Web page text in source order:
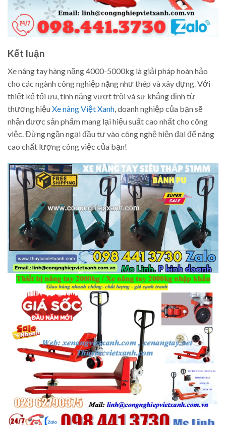
Kết luận
Xe nâng tay hàng nặng 4000-5000kg là giải pháp hoàn hảo
cho các ngành công nghiệp nặng như thép và xây dựng. Với
thiết kế tối ưu, tính năng vượt trội và sự khẳng định từ
thương hiệuXe nâng Việt Xanh , doanh nghiệp của bạn sẽ
nhận được sản phẩm mang lại hiệu suất cao nhất cho công
việc. Đừng ngần ngại đầu tư vào công nghệ hiện đại để nâng
cao chất lượng công việc của bạn!